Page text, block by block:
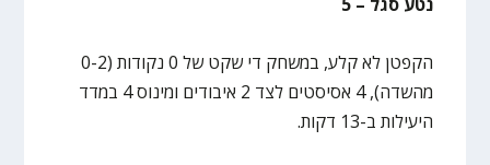
הקפטן לא קלע, במשחק די שקט של 0 נקודות (0-2
מהשדה), 4 אסיסטים לצד 2 איבודים ומינוס 4 במדד
היעילות ב-13 דקות.